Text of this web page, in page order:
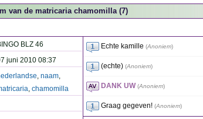
van de matricaria chamomilla (7)
BLZ 46
juni 2010 08:37
, naam,
, chamomilla
Echte kamille (Anoniem)
(echte) (Anoniem)
DANK UW (Anoniem)
Graag gegeven! (Anoniem)